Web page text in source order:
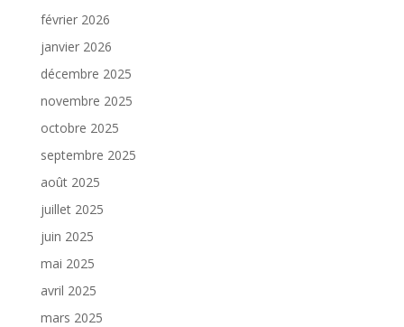
février 2026
janvier 2026
décembre 2025
novembre 2025
octobre 2025
septembre 2025
août 2025
juillet 2025
juin 2025
mai 2025
avril 2025
mars 2025